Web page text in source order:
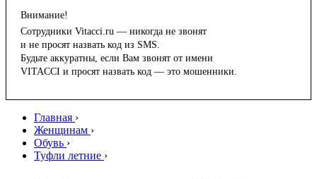
Внимание!
Сотрудники Vitacci.ru — никогда не звонят
и не просят назвать код из SMS.
Будьте аккуратны, если Вам звонят от имени
VITACCI и просят назвать код — это мошенники.
Главная ›
Женщинам ›
Обувь ›
Туфли летние ›